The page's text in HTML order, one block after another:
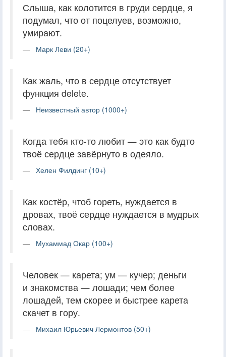
Слыша, как колотится в груди сердце, я
подумал, что от поцелуев, возможно,
умирают.
Марк Леви (20+)
Как жаль, что в сердце отсутствует
функция delete.
Неизвестный автор (1000+)
Когда тебя кто-то любит — это как будто
твоё сердце завёрнуто в одеяло.
Хелен Филдинг (10+)
Как костёр, чтоб гореть, нуждается в
дровах, твоё сердце нуждается в мудрых
словах.
Мухаммад Окар (100+)
Человек — карета; ум — кучер; деньги
и знакомства — лошади; чем более
лошадей, тем скорее и быстрее карета
скачет в гору.
Михаил Юрьевич Лермонтов (50+)